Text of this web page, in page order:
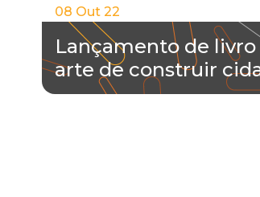
08 Out 22
Lançamento de livro
arte de construir